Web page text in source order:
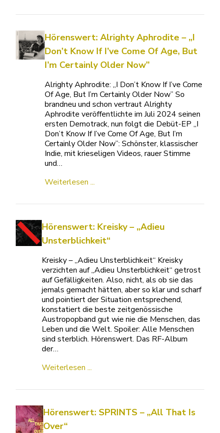
Hörenswert: Alrighty Aphrodite – „I
Don’t Know If I’ve Come Of Age, But
I’m Certainly Older Now”
Alrighty Aphrodite: „I Don’t Know If I’ve Come
Of Age, But I’m Certainly Older Now” So
brandneu und schon vertraut Alrighty
Aphrodite veröffentlichte im Juli 2024 seinen
ersten Demotrack, nun folgt die Debüt-EP „I
Don’t Know If I’ve Come Of Age, But I’m
Certainly Older Now”: Schönster, klassischer
Indie, mit krieseligen Videos, rauer Stimme
und…
Weiterlesen ...
Hörenswert: Kreisky – „Adieu
Unsterblichkeit“
Kreisky – „Adieu Unsterblichkeit“ Kreisky
verzichten auf „Adieu Unsterblichkeit“ getrost
auf Gefälligkeiten. Also, nicht, als ob sie das
jemals gemacht hätten, aber so klar und scharf
und pointiert der Situation entsprechend,
konstatiert die beste zeitgenössische
Austropopband gut wie nie die Menschen, das
Leben und die Welt. Spoiler: Alle Menschen
sind sterblich. Hörenswert. Das RF-Album
der…
Weiterlesen ...
Hörenswert: SPRINTS – „All That Is
Over“